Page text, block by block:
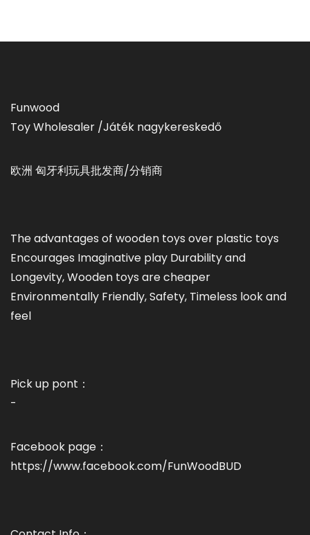
Funwood
Toy Wholesaler /Játék nagykereskedő
欧洲 匈牙利玩具批发商/分销商
The advantages of wooden toys over plastic toys
Encourages Imaginative play Durability and
Longevity, Wooden toys are cheaper
Environmentally Friendly, Safety, Timeless look and
feel
Pick up pont：
-
Facebook page：
https://www.facebook.com/FunWoodBUD